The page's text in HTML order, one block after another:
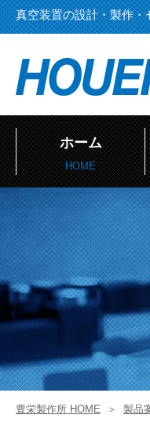
真空装置の設計・製作
ホーム
HOME
豊栄製作所 HOME 製品